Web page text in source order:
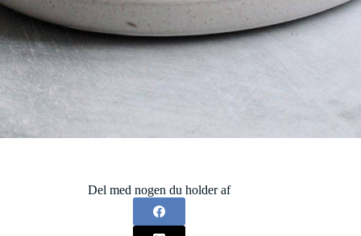
Del med nogen du holder af